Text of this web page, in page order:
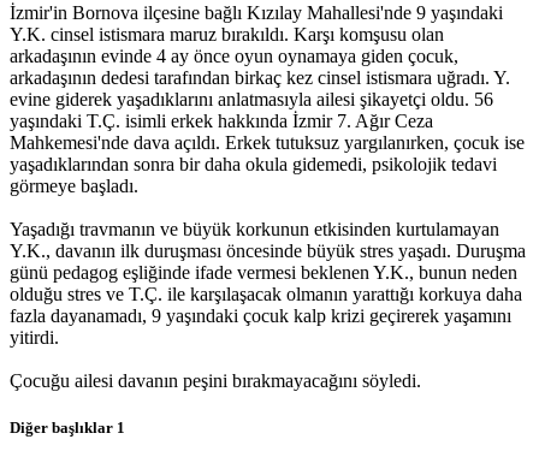
Mor Dayanışma’dan ‘İhtiyaç sahiplerine ulaşıyoruz’
kampanyası
11:32 05/12/2016
Basına yönelik baskılara karşı ‘Eleştirel Medya Topluluğu’
11:31 05/12/2016
İzmir'in Bornova ilçesine bağlı Kızılay Mahallesi'nde 9 yaşındaki
Y.K. cinsel istismara maruz bırakıldı. Karşı komşusu olan
arkadaşının evinde 4 ay önce oyun oynamaya giden çocuk,
arkadaşının dedesi tarafından birkaç kez cinsel istismara uğradı. Y.
evine giderek yaşadıklarını anlatmasıyla ailesi şikayetçi oldu. 56
yaşındaki T.Ç. isimli erkek hakkında İzmir 7. Ağır Ceza
Mahkemesi'nde dava açıldı. Erkek tutuksuz yargılanırken, çocuk ise
yaşadıklarından sonra bir daha okula gidemedi, psikolojik tedavi
görmeye başladı.
Yaşadığı travmanın ve büyük korkunun etkisinden kurtulamayan
Y.K., davanın ilk duruşması öncesinde büyük stres yaşadı. Duruşma
günü pedagog eşliğinde ifade vermesi beklenen Y.K., bunun neden
olduğu stres ve T.Ç. ile karşılaşacak olmanın yarattığı korkuya daha
fazla dayanamadı, 9 yaşındaki çocuk kalp krizi geçirerek yaşamını
yitirdi.
Çocuğu ailesi davanın peşini bırakmayacağını söyledi.
Diğer başlıklar 1